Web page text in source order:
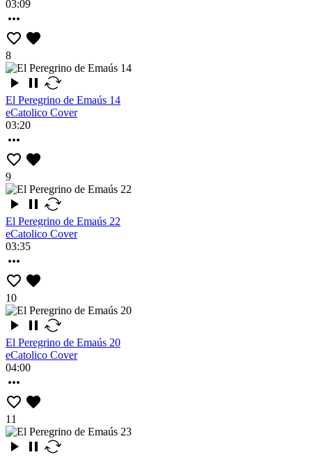
03:09
8
El Peregrino de Emaús 14
eCatolico Cover
03:20
9
El Peregrino de Emaús 22
eCatolico Cover
03:35
10
El Peregrino de Emaús 20
eCatolico Cover
04:00
11